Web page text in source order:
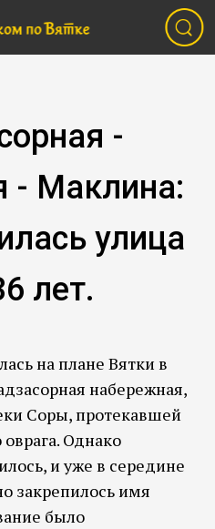
-
- Маклина:
улица
лет.
на плане Вятки в
набережная,
Соры, протекавшей
Однако
и уже в середине
закрепилось имя
было